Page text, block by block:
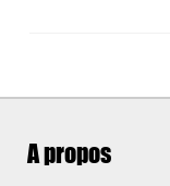
A propos